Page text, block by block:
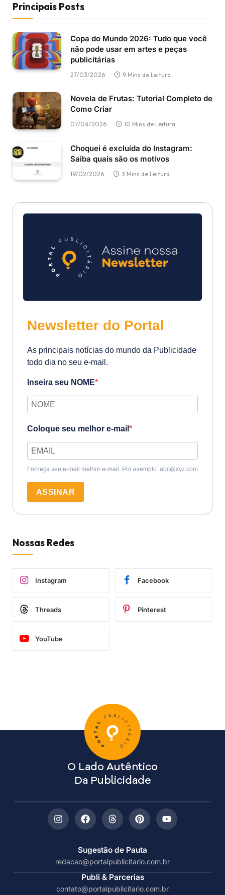
Principais Posts
Copa do Mundo 2026: Tudo que você
não pode usar em artes e peças
publicitárias
27/03/2026 9 Mins de Leitura
Novela de Frutas: Tutorial Completo de
Como Criar
07/04/2026 10 Mins de Leitura
Choquei é excluída do Instagram:
Saiba quais são os motivos
19/02/2026 3 Mins de Leitura
Newsletter do Portal
As principais notícias do mundo da Publicidade
todo dia no seu e-mail.
Inseira seu NOME
Coloque seu melhor e-mail
Forneça seu e-mail melhor e-mail. Por exemplo: abc@xyz.com
ASSINAR
Nossas Redes
Instagram Facebook
Threads Pinterest
YouTube
Sugestão de Pauta
redacao@portalpublicitario.com.br
Publi & Parcerias
contato@portalpublicitario.com.br
O Lado Autêntico
Da Publicidade